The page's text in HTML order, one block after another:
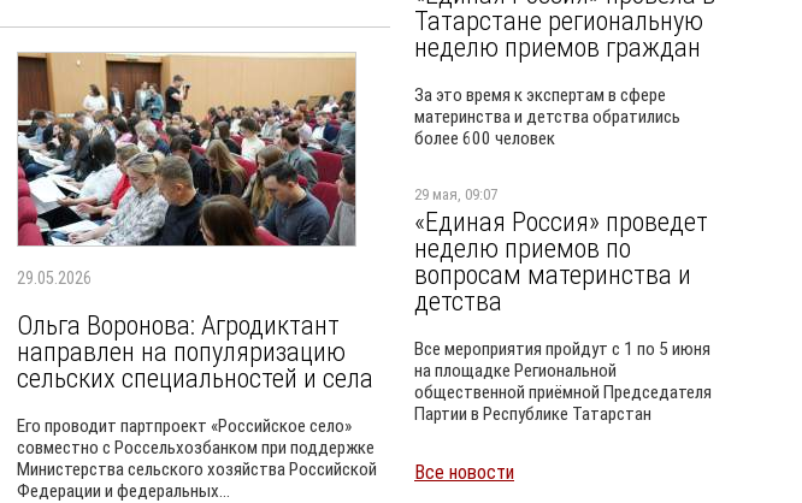
29.05.2026
Ольга Воронова: Агродиктант
направлен на популяризацию
сельских специальностей и села
Его проводит партпроект «Российское село»
совместно с Россельхозбанком при поддержке
Министерства сельского хозяйства Российской
Федерации и федеральных...
Татарстане региональную
неделю приемов граждан
За это время к экспертам в сфере
материнства и детства обратились
более 600 человек
29 мая, 09:07
«Единая Россия» проведет
неделю приемов по
вопросам материнства и
детства
Все мероприятия пройдут с 1 по 5 июня
на площадке Региональной
общественной приёмной Председателя
Партии в Республике Татарстан
Все новости